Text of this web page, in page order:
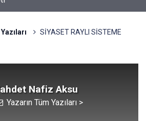
SİYASET RAYLI SİSTEME
Nafiz Aksu
Yazarın Tüm Yazıları >